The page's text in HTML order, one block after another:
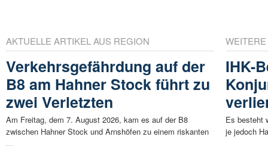
AKTUELLE ARTIKEL AUS REGION
Verkehrsgefährdung auf der
B8 am Hahner Stock führt zu
zwei Verletzten
Am Freitag, dem 7. August 2026, kam es auf der B8
zwischen Hahner Stock und Arnshöfen zu einem riskanten
...
IHK-
Es besteht
je jedoch